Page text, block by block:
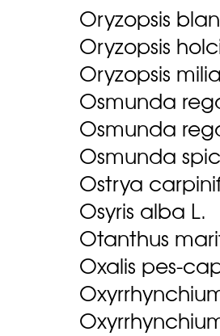
Oryzopsis
Oryzopsis
Oryzopsis
Osmunda
Osmunda
Osmunda
Ostrya
Osyris alba L.
Otanthus
Oxalis pes-